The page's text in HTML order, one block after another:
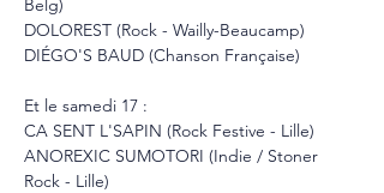
Belg)
DOLOREST (Rock - Wailly-Beaucamp)
DIÉGO'S BAUD (Chanson Française)
Et le samedi 17 :
CA SENT L'SAPIN (Rock Festive - Lille)
ANOREXIC SUMOTORI (Indie / Stoner
Rock - Lille)